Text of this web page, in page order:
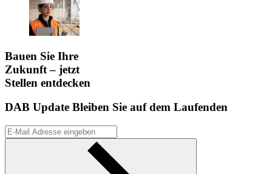
Bauen Sie Ihre
Zukunft – jetzt
Stellen entdecken
DAB Update Bleiben Sie auf dem Laufenden